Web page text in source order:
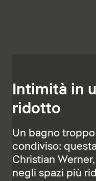
Intimità in
ridotto
Un bagno
condiviso:
Christian
negli spazi più